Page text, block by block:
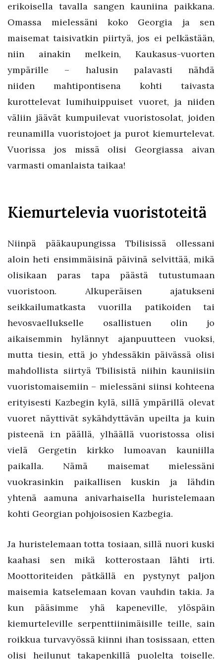
erikoisella tavalla sangen kauniina paikkana.
Omassa mielessäni koko Georgia ja sen
maisemat taisivatkin piirtyä, jos ei pelkästään,
niin ainakin melkein, Kaukasus-vuorten
ympärille – halusin palavasti nähdä
niiden mahtipontisena kohti taivasta
kurottelevat lumihuippuiset vuoret, ja niiden
väliin jäävät kumpuilevat vuoristosolat, joiden
reunamilla vuoristojoet ja purot kiemurtelevat.
Vuorissa jos missä olisi Georgiassa aivan
varmasti omanlaista taikaa!
Kiemurtelevia vuoristoteitä
Niinpä pääkaupungissa Tbilisissä ollessani
aloin heti ensimmäisinä päivinä selvittää, mikä
olisikaan paras tapa päästä tutustumaan
vuoristoon. Alkuperäisen ajatukseni
seikkailumatkasta vuorilla patikoiden tai
hevosvaellukselle osallistuen olin jo
aikaisemmin hylännyt ajanpuutteen vuoksi,
mutta tiesin, että jo yhdessäkin päivässä olisi
mahdollista siirtyä Tbilisistä niihin kauniisiin
vuoristomaisemiin – mielessäni siinsi kohteena
erityisesti Kazbegin kylä, sillä ympärillä olevat
vuoret näyttivät sykähdyttävän upeilta ja kuin
pisteenä i:n päällä, ylhäällä vuoristossa olisi
vielä Gergetin kirkko lumoavan kauniilla
paikalla. Nämä maisemat mielessäni
vuokrasinkin paikallisen kuskin ja lähdin
yhtenä aamuna anivarhaisella huristelemaan
kohti Georgian pohjoisosien Kazbegia.
Ja huristelemaan totta tosiaan, sillä nuori kuski
kaahasi sen mikä kotterostaan lähti irti.
Moottoriteiden pätkällä en pystynyt paljon
maisemia katselemaan kovan vauhdin takia. Ja
kun pääsimme yhä kapeneville, ylöspäin
kiemurteleville serpenttiinimäisille teille, sain
roikkua turvavyössä kiinni ihan tosissaan, etten
olisi heilunut takapenkillä puolelta toiselle.